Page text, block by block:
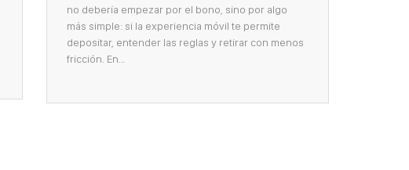
no debería empezar por el bono, sino por algo
más simple: si la experiencia móvil te permite
depositar, entender las reglas y retirar con menos
fricción. En…